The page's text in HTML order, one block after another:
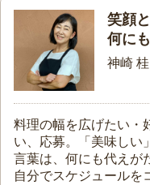
笑顔
何に
神崎
料理の幅を広げたい・
い、応募。「美味しい
言葉は、何にも代えが
自分でスケジュールを